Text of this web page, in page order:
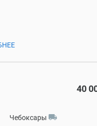
40
Чебоксары local_shipping